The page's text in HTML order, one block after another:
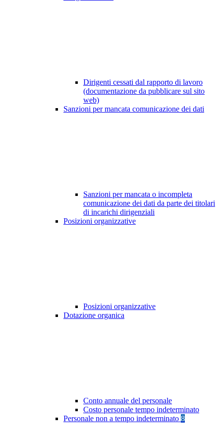
Dirigenti cessati dal rapporto di lavoro
(documentazione da pubblicare sul sito
web)
Sanzioni per mancata comunicazione dei dati
Sanzioni per mancata o incompleta
comunicazione dei dati da parte dei titolari
di incarichi dirigenziali
Posizioni organizzative
Posizioni organizzative
Dotazione organica
Conto annuale del personale
Costo personale tempo indeterminato
Personale non a tempo indeterminato 8